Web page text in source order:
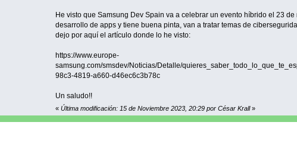
He visto que Samsung Dev Spain va a celebrar un evento híbrido el 23 de
desarrollo de apps y tiene buena pinta, van a tratar temas de
dejo por aquí el artículo donde lo he visto:
https://www.europe-
samsung.com/smsdev/Noticias/Detalle/
98c3-4819-a660-d46ec6c3b78c
Un saludo!!
« Última modificación: 15 de Noviembre 2023, 20:29 por César Krall»